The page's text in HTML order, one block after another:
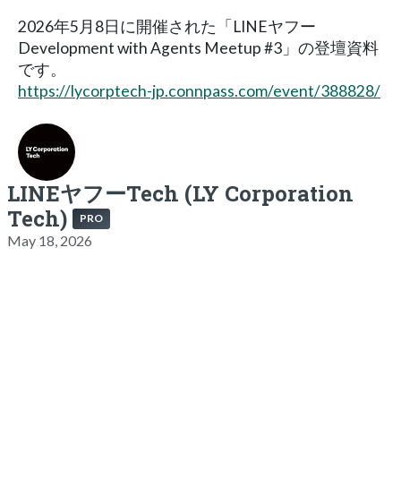
2026年5月8日に開催された「LINEヤフー
Development with Agents Meetup #3」の登壇資料
です。
https://lycorptech-jp.connpass.com/event/388828/
LINEヤフーTech (LY Corporation
Tech)
PRO
May 18, 2026